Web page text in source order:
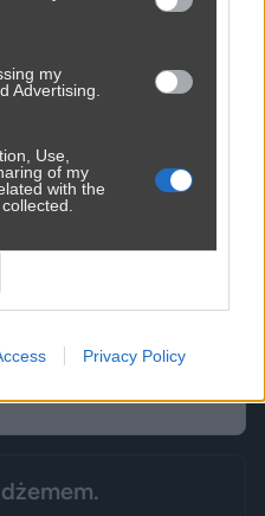
my
Advertising.
Use,
of my
with the
Privacy Policy